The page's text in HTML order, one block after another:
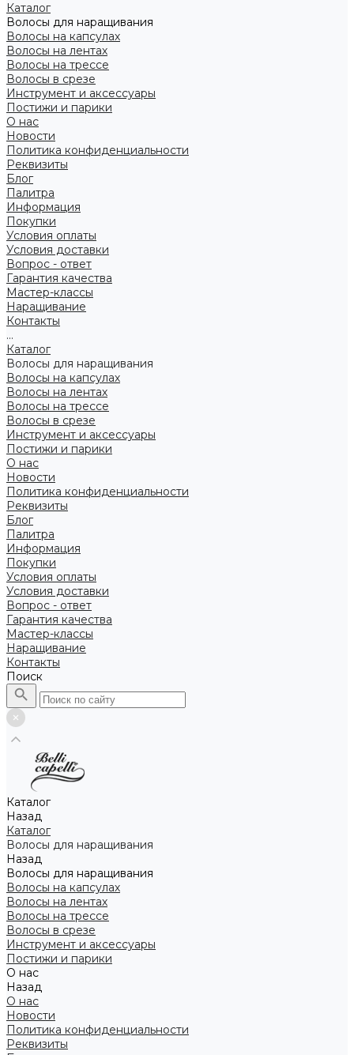
Каталог
Волосы для наращивания
Волосы на капсулах
Волосы на лентах
Волосы на трессе
Волосы в срезе
Инструмент и аксессуары
Постижи и парики
О нас
Новости
Политика конфиденциальности
Реквизиты
Блог
Палитра
Информация
Покупки
Условия оплаты
Условия доставки
Вопрос - ответ
Гарантия качества
Мастер-классы
Наращивание
Контакты
...
Каталог
Волосы для наращивания
Волосы на капсулах
Волосы на лентах
Волосы на трессе
Волосы в срезе
Инструмент и аксессуары
Постижи и парики
О нас
Новости
Политика конфиденциальности
Реквизиты
Блог
Палитра
Информация
Покупки
Условия оплаты
Условия доставки
Вопрос - ответ
Гарантия качества
Мастер-классы
Наращивание
Контакты
Поиск
Каталог
Назад
Каталог
Волосы для наращивания
Назад
Волосы для наращивания
Волосы на капсулах
Волосы на лентах
Волосы на трессе
Волосы в срезе
Инструмент и аксессуары
Постижи и парики
О нас
Назад
О нас
Новости
Политика конфиденциальности
Реквизиты